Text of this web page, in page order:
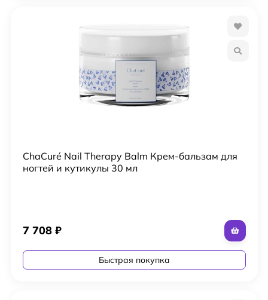
ChaCuré Nail Therapy Balm Крем-бальзам для
ногтей и кутикулы 30 мл
7 708 ₽
Быстрая покупка